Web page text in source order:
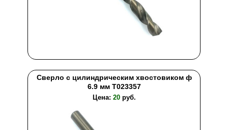
Сверло с цилиндрическим хвостовиком ф
6.9 мм T023357
Цена: 20руб.